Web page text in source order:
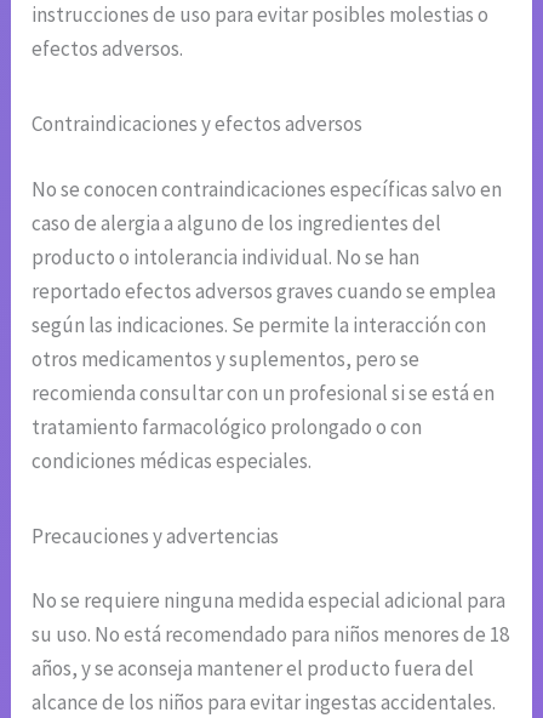
instrucciones de uso para evitar posibles molestias o
efectos adversos.
Contraindicaciones y efectos adversos
No se conocen contraindicaciones específicas salvo en
caso de alergia a alguno de los ingredientes del
producto o intolerancia individual. No se han
reportado efectos adversos graves cuando se emplea
según las indicaciones. Se permite la interacción con
otros medicamentos y suplementos, pero se
recomienda consultar con un profesional si se está en
tratamiento farmacológico prolongado o con
condiciones médicas especiales.
Precauciones y advertencias
No se requiere ninguna medida especial adicional para
su uso. No está recomendado para niños menores de 18
años, y se aconseja mantener el producto fuera del
alcance de los niños para evitar ingestas accidentales.